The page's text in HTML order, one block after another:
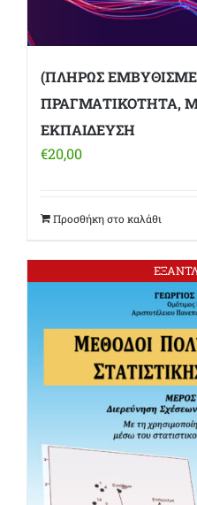
(ΠΛΗΡΩΣ
ΠΡΑΓΜΑΤΙΚΟΤΗΤΑ,
ΕΚΠΑΙΔΕΥΣΗ
€20,00
Προσθήκη στο καλάθι